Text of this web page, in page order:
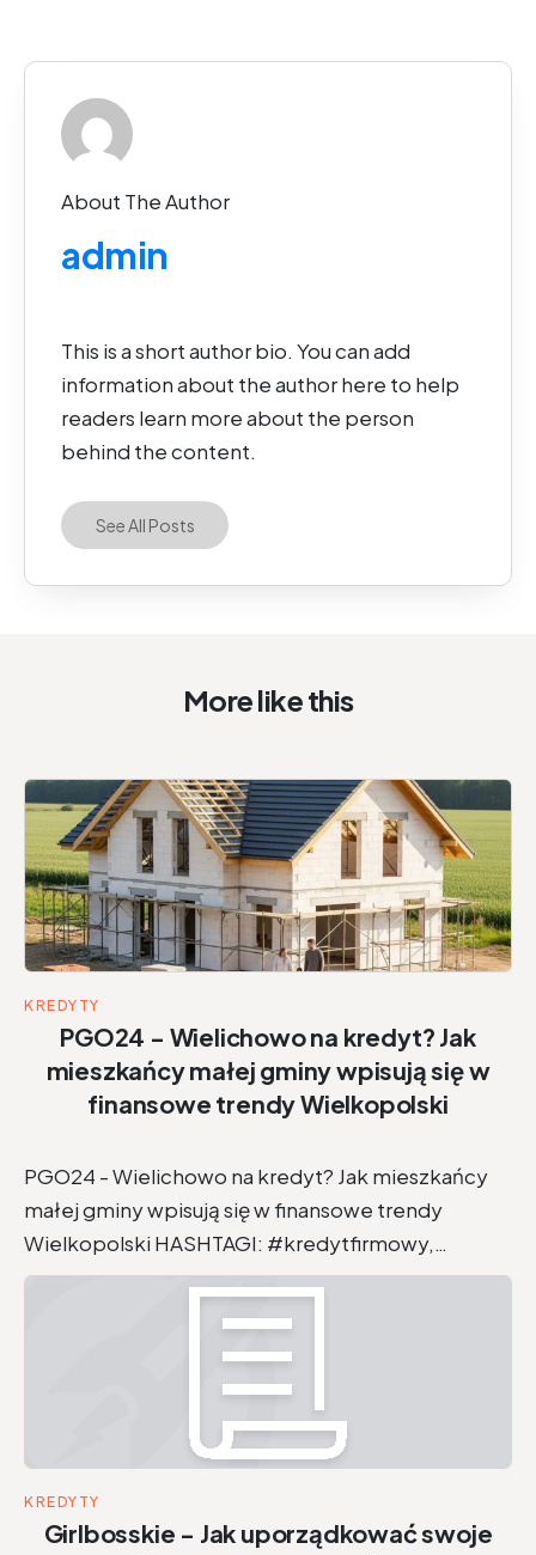
About The Author
admin
This is a short author bio. You can add
information about the author here to help
readers learn more about the person
behind the content.
See All Posts
More like this
KREDYTY
PGO24 - Wielichowo na kredyt? Jak
mieszkańcy małej gminy wpisują się w
finansowe trendy Wielkopolski
PGO24 - Wielichowo na kredyt? Jak mieszkańcy
małej gminy wpisują się w finansowe trendy
Wielkopolski HASHTAGI: #kredytfirmowy,…
KREDYTY
Girlbosskie - Jak uporządkować swoje